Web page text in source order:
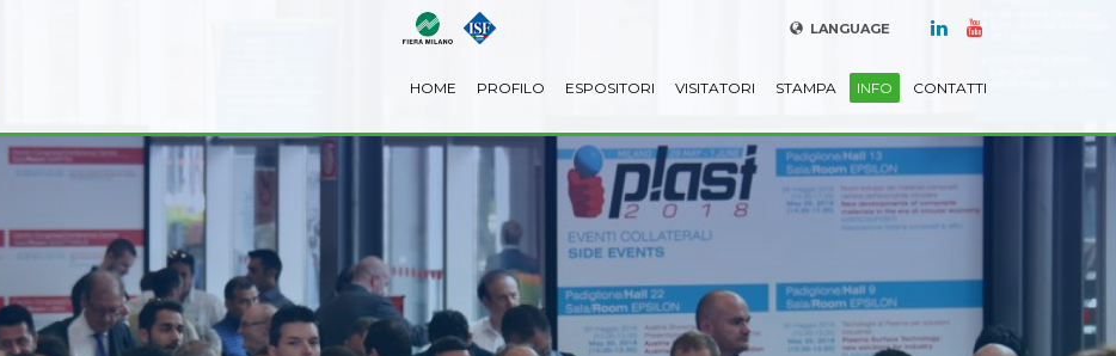
LANGUAGE
HOME PROFILO ESPOSITORI VISITATORI STAMPA INFO CONTATTI